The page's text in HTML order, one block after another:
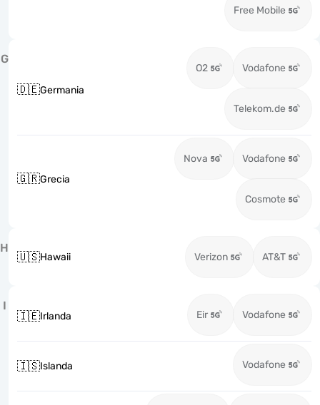
Free Mobile
G
🇩🇪Germania
O2 Vodafone
Telekom.de
🇬🇷Grecia
Nova Vodafone
Cosmote
H
🇺🇸Hawaii Verizon AT&T
I
🇮🇪Irlanda Eir Vodafone
🇮🇸Islanda Vodafone